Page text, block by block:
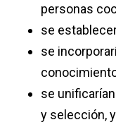
personas
se
se
se
y selección, y